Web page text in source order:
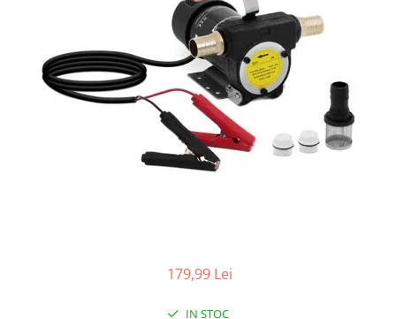
Aparate de rindeluit
Aparate de slefuit
Aparate de tuns
Aparate pe acumulator / baterie
179,99 Lei
IN STOC